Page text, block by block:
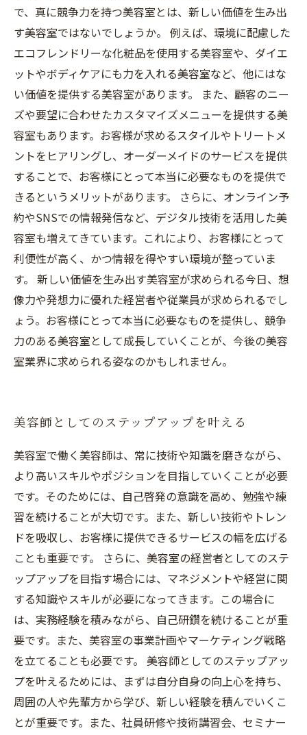
で、真に競争力を持つ美容室とは、新しい価値を生み出
す美容室ではないでしょうか。 例えば、環境に配慮した
エコフレンドリーな化粧品を使用する美容室や、ダイエ
ットやボディケアにも力を入れる美容室など、他にはな
い価値を提供する美容室があります。 また、顧客のニー
ズや要望に合わせたカスタマイズメニューを提供する美
容室もあります。お客様が求めるスタイルやトリートメ
ントをヒアリングし、オーダーメイドのサービスを提供
することで、お客様にとって本当に必要なものを提供で
きるというメリットがあります。 さらに、オンライン予
約やSNSでの情報発信など、デジタル技術を活用した美
容室も増えてきています。これにより、お客様にとって
利便性が高く、かつ情報を得やすい環境が整っていま
す。 新しい価値を生み出す美容室が求められる今日、想
像力や発想力に優れた経営者や従業員が求められるでし
ょう。お客様にとって本当に必要なものを提供し、競争
力のある美容室として成長していくことが、今後の美容
室業界に求められる姿なのかもしれません。
美容師としてのステップアップを叶える
美容室で働く美容師は、常に技術や知識を磨きながら、
より高いスキルやポジションを目指していくことが必要
です。そのためには、自己啓発の意識を高め、勉強や練
習を続けることが大切です。また、新しい技術やトレン
ドを吸収し、お客様に提供できるサービスの幅を広げる
ことも重要です。 さらに、美容室の経営者としてのステ
ップアップを目指す場合には、マネジメントや経営に関
する知識やスキルが必要になってきます。この場合に
は、実務経験を積みながら、自己研鑽を続けることが重
要です。また、美容室の事業計画やマーケティング戦略
を立てることも必要です。 美容師としてのステップアッ
プを叶えるためには、まずは自分自身の向上心を持ち、
周囲の人や先輩方から学び、新しい経験を積んでいくこ
とが重要です。また、社員研修や技術講習会、セミナー